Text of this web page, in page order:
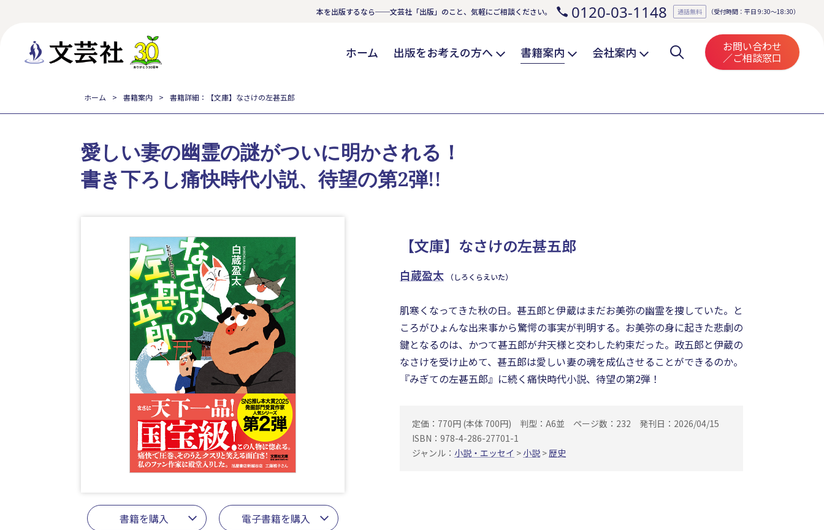
本を出版するなら──文芸社「出版」のこと、気軽にご相談ください。 0120-03-1148 通話無料 （受付時間：平日 9:30～18:30）
ホーム 出版をお考えの方へ 書籍案内 会社案内 お問い合わせ
／ご相談窓口
ホーム 書籍案内 書籍詳細：【文庫】なさけの左甚五郎
【文庫】なさけの左甚五郎
白蔵盈太 （しろくらえいた）
書籍を購入 電子書籍を購入
愛しい妻の幽霊の謎がついに明かされる！
書き下ろし痛快時代小説、待望の第2弾!!
肌寒くなってきた秋の日。甚五郎と伊蔵はまだお美弥の幽霊を捜していた。と
ころがひょんな出来事から驚愕の事実が判明する。お美弥の身に起きた悲劇の
鍵となるのは、かつて甚五郎が弁天様と交わした約束だった。政五郎と伊蔵の
なさけを受け止めて、甚五郎は愛しい妻の魂を成仏させることができるのか。
『みぎての左甚五郎』に続く痛快時代小説、待望の第2弾！
定価：770円 (本体 700円) 判型：A6並 ページ数：232
発刊日：2026/04/15
ISBN：978-4-286-27701-1
ジャンル： 小説・エッセイ > 小説 >歴史